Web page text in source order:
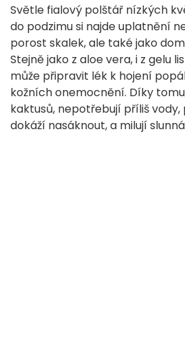
Světle fialový polštář nízkých
do podzimu si najde uplatnění
porost skalek, ale také jako
Stejně jako z aloe vera, i z gelu
může připravit lék k hojení
kožních onemocnění. Díky
kaktusů, nepotřebují příliš vody,
dokáží nasáknout, a milují